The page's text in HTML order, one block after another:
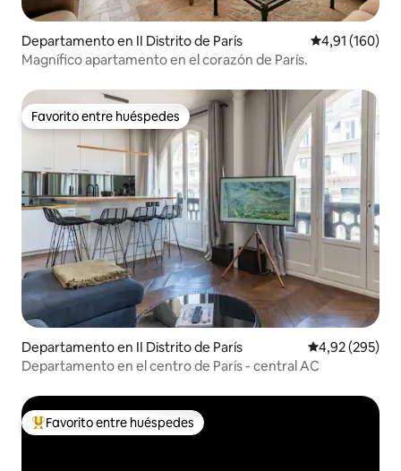
Departamento en II Distrito de París Calificación
4,91 (160)
Magnífico apartamento en el corazón de París.
Favorito entre huéspedes
Favorito entre huéspedes
Departamento en II Distrito de París Calificación
4,92 (295)
Departamento en el centro de París - central AC
Favorito entre los huéspedes más destacados
Favorito entre huéspedes